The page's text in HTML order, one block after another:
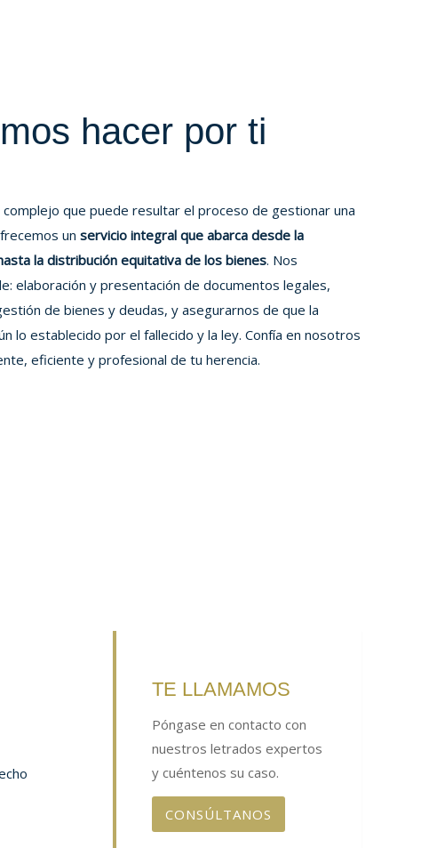
hacer por ti
que puede resultar el proceso de gestionar una
un servicio integral que abarca desde la
la distribución equitativa de los bienes. Nos
elaboración y presentación de documentos legales,
de bienes y deudas, y asegurarnos de que la
lo establecido por el fallecido y la ley. Confía en nosotros
eficiente y profesional de tu herencia.
TE LLAMAMOS
Póngase en contacto con
nuestros letrados expertos
y cuéntenos su caso.
CONSÚLTANOS